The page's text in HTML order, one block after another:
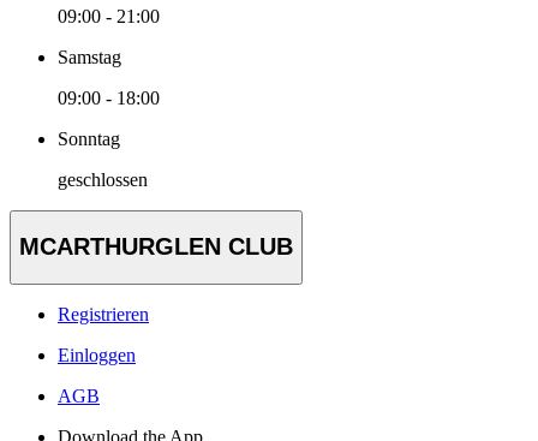
09:00 - 21:00
Samstag
09:00 - 18:00
Sonntag
geschlossen
MCARTHURGLEN CLUB
Registrieren
Einloggen
AGB
Download the App